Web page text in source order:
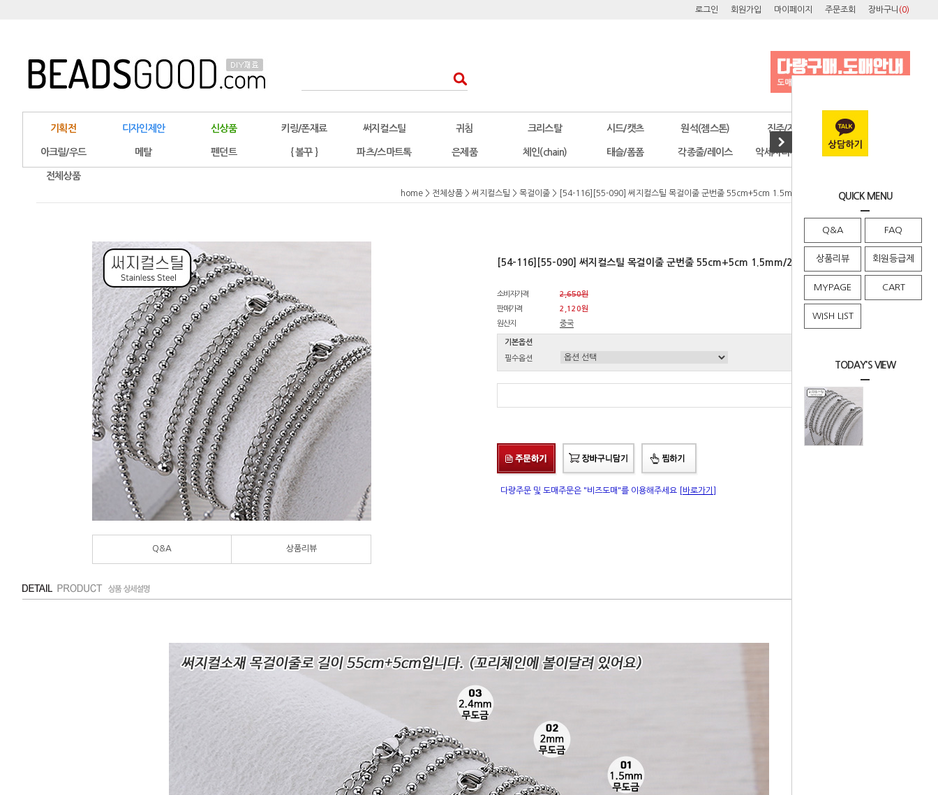
QUICK MENU
Q&A FAQ
상품리뷰 회원등급제
MYPAGE CART
WISH LIST
TODAY'S VIEW
로그인 회원가입 마이페이지 주문조회 장바구니 (0)
기획전 디자인제안 신상품 키링/폰재료 써지컬스틸 귀침 크리스탈 시드/캣츠 원석(젬스톤) 진주/자개 오스트리아
아크릴/우드 메탈 펜던트 { 볼꾸 } 파츠/스마트톡 은제품 체인(chain) 태슬/폼폼 각종줄/레이스 악세사리부자재 공구/포장
전체상품
home > 전체상품 > 써지컬스틸 > 목걸이줄 > [54-116][55-090] 써지컬스틸 목걸이줄 군번줄 55cm+5cm 1.5mm/2mm/2.4mm 무도금 (1개)
Q&A 상품리뷰
[54-116][55-090] 써지컬스틸 목걸이줄 군번줄 55cm+5cm 1.5mm/2mm/2.4mm 무도금 (1개)
소비자가격
2,650원
판매가격
2,120원
원산지
중국
기본옵션
필수옵션
다량주문 및 도매주문은 "비즈도매"를 이용해주세요 [바로가기]